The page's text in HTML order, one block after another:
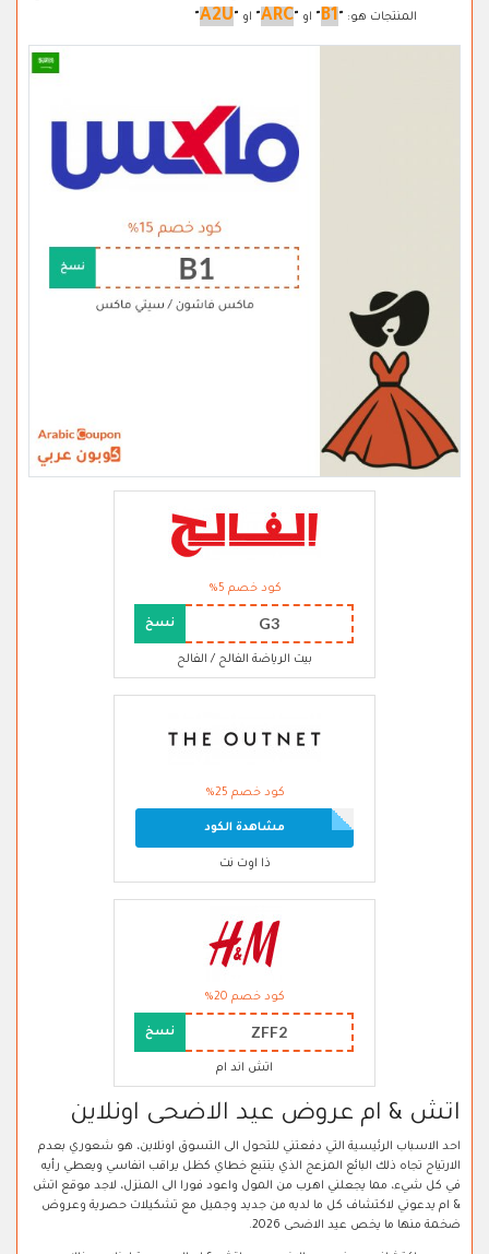
المنتجات هو: "
B1
" او "
ARC
" او "
A2U
"
كود خصم 5%
G3 نسخ
بيت الرياضة الفالح / الفالح
كود خصم 25%
مشاهدة الكود
ذا اوت نت
كود خصم 20%
ZFF2 نسخ
اتش اند ام
اتش & ام عروض عيد الاضحى اونلاين
احد الاسباب الرئيسية التي دفعتني للتحول الى التسوق اونلاين، هو شعوري بعدم
الارتياح تجاه ذلك البائع المزعج الذي يتتبع خطاي كظل يراقب انفاسي ويعطي رأيه
في كل شيء، مما يجعلني اهرب من المول واعود فورا الى المنزل، لاجد موقع اتش
& ام يدعوني لاكتشاف كل ما لديه من جديد وجميل مع تشكيلات حصرية وعروض
ضخمة منها ما يخص عيد الاضحى 2026.